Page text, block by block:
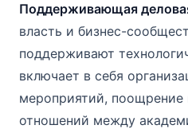
Поддерживающая
власть и бизнес-
поддерживают
включает в себя
мероприятий, поощрение
отношений между